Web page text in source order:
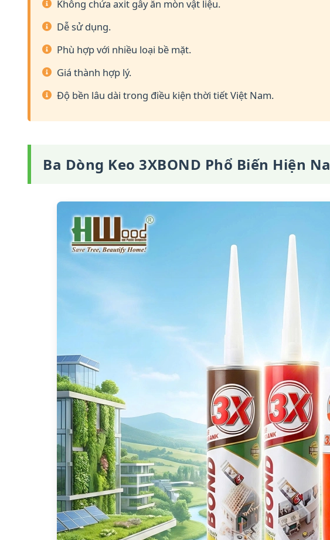
Không chứa axit gây ăn mòn vật liệu.
Dễ sử dụng.
Phù hợp với nhiều loại bề mặt.
Giá thành hợp lý.
Độ bền lâu dài trong điều kiện thời tiết Việt Nam.
Ba Dòng Keo 3XBOND Phổ Biến Hiện